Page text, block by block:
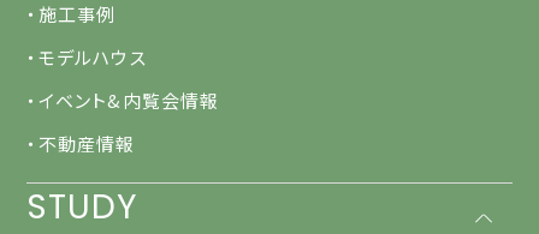
・施工事例
・モデルハウス
・イベント&内覧会情報
・不動産情報
STUDY